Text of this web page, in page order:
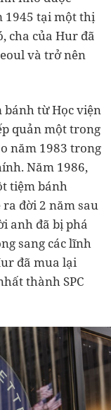
1945 tại một thị
cha của Hur đã
và trở nên
bánh từ Học viện
quản một trong
năm 1983 trong
Năm 1986,
tiệm bánh
ra đời 2 năm sau
anh đã bị phá
sang các lĩnh
đã mua lại
thành SPC